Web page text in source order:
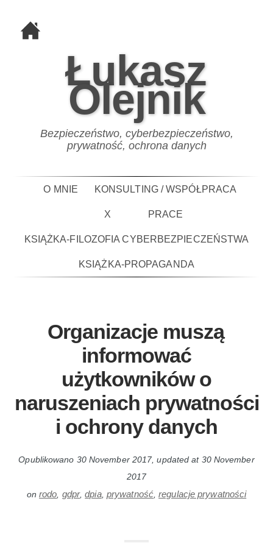
Łukasz
Olejnik
Bezpieczeństwo, cyberbezpieczeństwo,
prywatność, ochrona danych
O MNIE KONSULTING / WSPÓŁPRACA
X PRACE
KSIĄŻKA-FILOZOFIA CYBERBEZPIECZEŃSTWA
KSIĄŻKA-PROPAGANDA
Organizacje muszą
informować
użytkowników o
naruszeniach prywatności
i ochrony danych
Opublikowano 30 November 2017, updated at 30 November
2017
onrodo gdpr,dpia, prywatność,regulacje prywatności